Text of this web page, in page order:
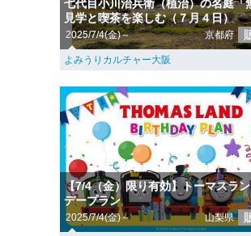
七代目小川治兵衛（植治）の名庭「
見学と喫茶を楽しむ（７月４日）
2025/7/4(金)～ 京都府
よみうりカルチャー大阪
【7/4（金）限り有効】トーマスラ
デープラン
2025/7/4(金)～ 山梨県